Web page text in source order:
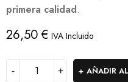
primera calidad.
26,50€ IVA Incluido
AÑADIR